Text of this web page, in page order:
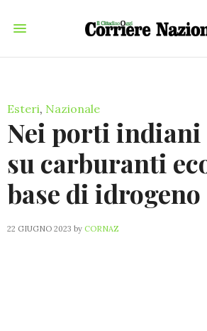
Esteri, Nazionale
Nei porti indiani
su carburanti
base di idrogeno
22 GIUGNO 2023 by CORNAZ